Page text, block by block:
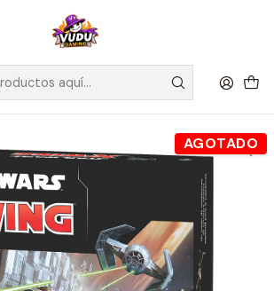
Chile! Envío GRATIS a Regiones sobre
$35.000
de Mesa Editorial Fantasy Flight
X-Wing Segunda Edición - Español
AGOTADO